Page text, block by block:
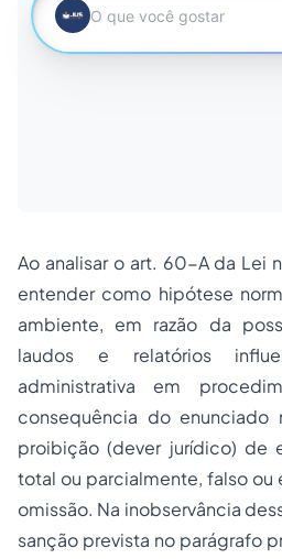
Ao analisar o art. 60-A da Lei
entender como hipótese
ambiente, em razão da
laudos e relatórios
administrativa em
consequência do enunciado
proibição (dever jurídico) de
total ou parcialmente, falso ou
omissão. Na inobservância
sanção prevista no parágrafo